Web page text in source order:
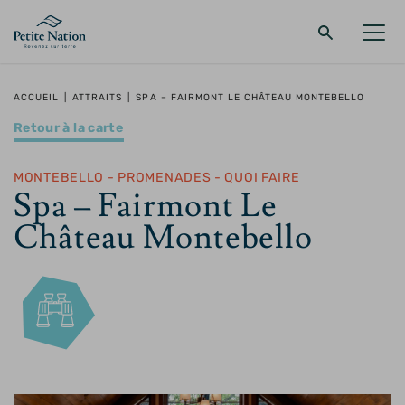
Retour au menu principal
LA RÉGION
Retour au menu principal
PROMENADES – QUOI FAIRE
Retour au menu principal
HÉBERGEMENT
Retour au menu principal
RESTAURANT
ACCUEIL ATTRAITS SPA – FAIRMONT LE CHÂTEAU MONTEBELLO
Retour à la carte
MONTEBELLO - PROMENADES - QUOI FAIRE
Spa – Fairmont Le
Château Montebello